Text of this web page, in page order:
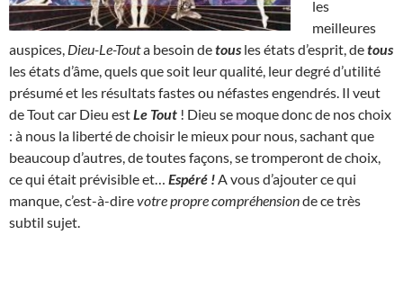
les
meilleures
auspices, Dieu-Le-Touta besoin detous les états d’esprit, detous
les états d’âme, quels que soit leur qualité, leur degré d’utilité
présumé et les résultats fastes ou néfastes engendrés. Il veut
de Tout car Dieu estLe Tout ! Dieu se moque donc de nos choix
: à nous la liberté de choisir le mieux pour nous, sachant que
beaucoup d’autres, de toutes façons, se tromperont de choix,
ce qui était prévisible et… Espéré ! A vous d’ajouter ce qui
manque, c’est-à-direvotre propre compréhensionde ce très
subtil sujet.